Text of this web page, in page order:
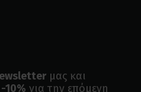
μας και
-10% για την επόμενη